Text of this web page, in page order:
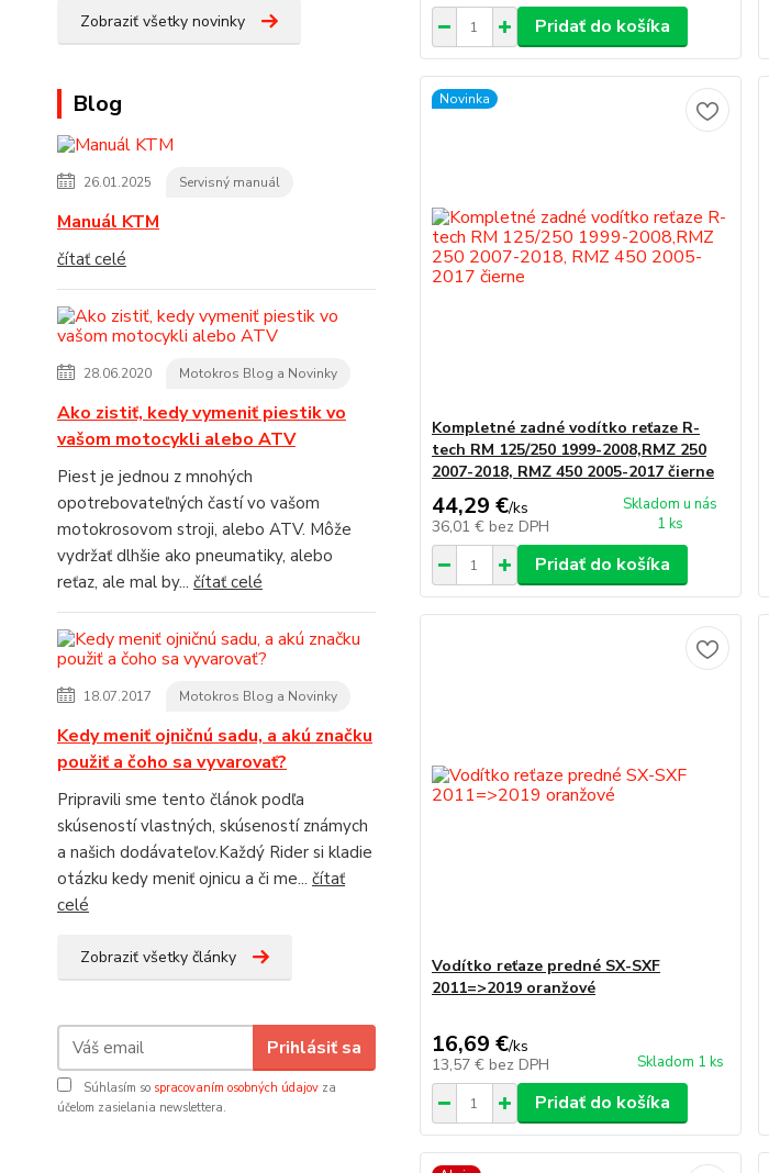
Zobraziť všetky novinky
Blog
26.01.2025 Servisný manuál
Manuál KTM
čítať celé
28.06.2020 Motokros Blog a Novinky
Ako zistiť, kedy vymeniť piestik vo
vašom motocykli alebo ATV
Piest je jednou z mnohých
opotrebovateľných častí vo vašom
motokrosovom stroji, alebo ATV. Môže
vydržať dlhšie ako pneumatiky, alebo
reťaz, ale mal by... čítať celé
18.07.2017 Motokros Blog a Novinky
Kedy meniť ojničnú sadu, a akú značku
použiť a čoho sa vyvarovať?
Pripravili sme tento článok podľa
skúseností vlastných, skúseností známych
a našich dodávateľov.Každý Rider si kladie
otázku kedy meniť ojnicu a či me... čítať
celé
Zobraziť všetky články
Prihlásiť sa
Súhlasím so spracovaním osobných údajov za
účelom zasielania newslettera.
Pridať do košíka
Novinka
Kompletné zadné vodítko reťaze R-
tech RM 125/250 1999-2008,RMZ 250
2007-2018, RMZ 450 2005-2017 čierne
44,29 €/ks
36,01 € bez DPH
Skladom u nás
1 ks
Pridať do košíka
Vodítko reťaze predné SX-SXF
2011=>2019 oranžové
16,69 €/ks
13,57 € bez DPH Skladom 1 ks
Pridať do košíka